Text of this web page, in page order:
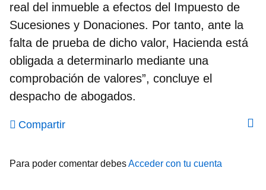
real del inmueble a efectos del Impuesto de
Sucesiones y Donaciones. Por tanto, ante la
falta de prueba de dicho valor, Hacienda está
obligada a determinarlo mediante una
comprobación de valores”, concluye el
despacho de abogados.
Compartir
Para poder comentar debesAcceder con tu cuenta